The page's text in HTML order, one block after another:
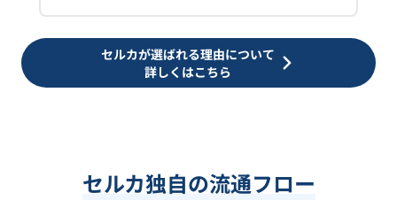
セルカが選ばれる理由について
詳しくはこちら
セルカ独自の流通フロー